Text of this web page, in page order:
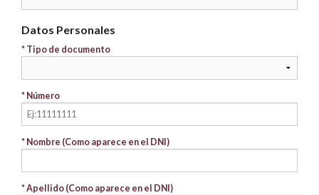
Datos Personales
* Tipo de documento
* Número
* Nombre (Como aparece en el DNI)
* Apellido (Como aparece en el DNI)